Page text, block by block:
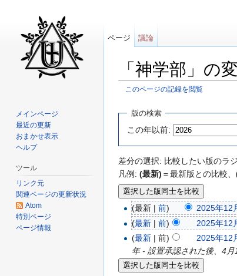
「神学部」の
このページの記録を閲覧
版の検索
この年以前:
差分の選択: 比較したい版のラ
凡例: (最新) ＝最新版との比較、
(最新 |前) 2025年12
(最新 |前) 2025年12
(最新 | 前) 2025年12
年 - 設置承認された後、4
ページ 議論
メインページ
最近の更新
おまかせ表示
ヘルプ
ツール
リンク元
関連ページの更新状況
Atom
特別ページ
ページ情報